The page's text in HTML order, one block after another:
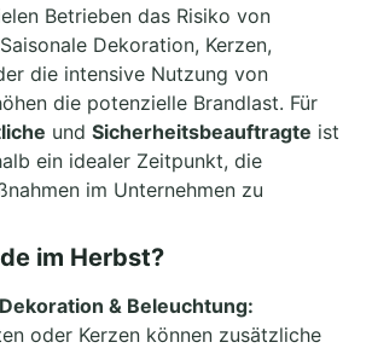
Betrieben das Risiko von
Dekoration, Kerzen,
die intensive Nutzung von
die potenzielle Brandlast. Für
und Sicherheitsbeauftragte ist
ein idealer Zeitpunkt, die
im Unternehmen zu
im Herbst?
& Beleuchtung:
oder Kerzen können zusätzliche